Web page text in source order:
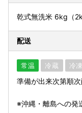
乾式無洗米 6kg（
配送
常温 冷蔵 冷凍
準備が出来次第順次
※沖縄・離島への発